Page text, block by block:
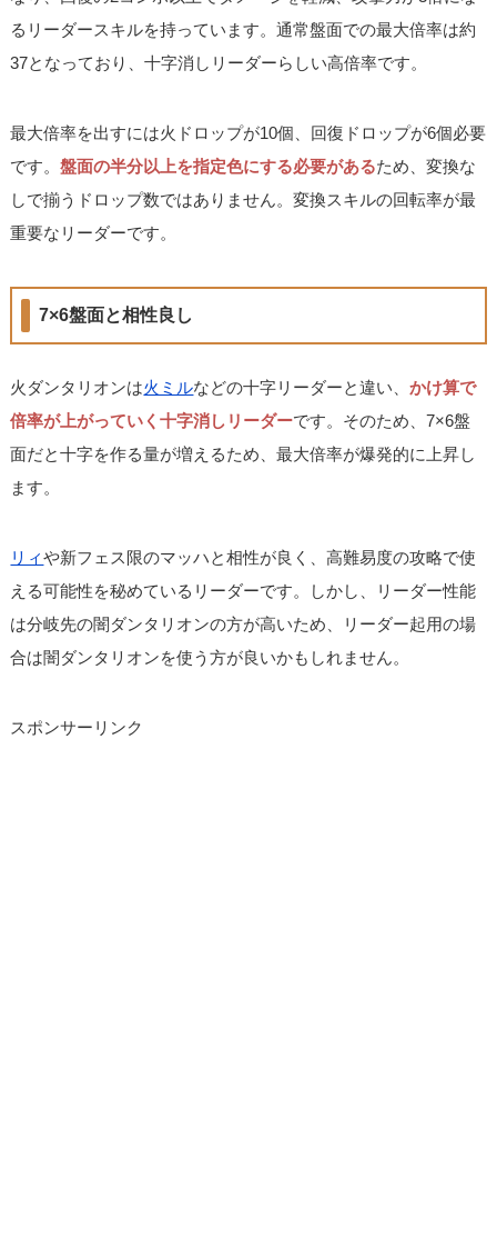
るリーダースキルを持っています。通常盤面での最大倍率は約
37となっており、十字消しリーダーらしい高倍率です。
最大倍率を出すには火ドロップが10個、回復ドロップが6個必要
です。盤面の半分以上を指定色にする必要があるため、変換な
しで揃うドロップ数ではありません。変換スキルの回転率が最
重要なリーダーです。
7×6盤面と相性良し
火ダンタリオンは火ミルなどの十字リーダーと違い、かけ算で
倍率が上がっていく十字消しリーダーです。そのため、7×6盤
面だと十字を作る量が増えるため、最大倍率が爆発的に上昇し
ます。
リィや新フェス限のマッハと相性が良く、高難易度の攻略で使
える可能性を秘めているリーダーです。しかし、リーダー性能
は分岐先の闇ダンタリオンの方が高いため、リーダー起用の場
合は闇ダンタリオンを使う方が良いかもしれません。
スポンサーリンク